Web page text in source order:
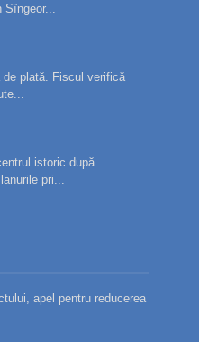
de plată. Fiscul verifică
istoric după
pri...
apel pentru reducerea